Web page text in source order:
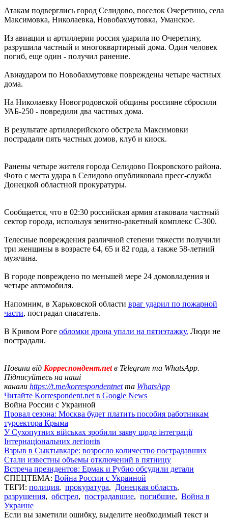
Атакам подверглись город Селидово, поселок Очеретино, села
Максимовка, Николаевка, Новобахмутовка, Уманское.
Из авиации и артиллерии россия ударила по Очеретину,
разрушила частный и многоквартирный дома. Один человек
погиб, еще один - получил ранение.
Авиаударом по Новобахмутовке повреждены четыре частных
дома.
На Николаевку Новогродовской общины россияне сбросили
УАБ-250 - повредили два частных дома.
В результате артиллерийского обстрела Максимовки
пострадали пять частных домов, клуб и киоск.
Ранены четыре жителя города Селидово Покровского района.
Фото с места удара в Селидово опубликовала пресс-служба
Донецкой областной прокуратуры.
Сообщается, что в 02:30 российская армия атаковала частный
сектор города, используя зенитно-ракетный комплекс С-300.
Телесные повреждения различной степени тяжести получили
три женщины в возрасте 64, 65 и 82 года, а также 58-летний
мужчина.
В городе повреждено по меньшей мере 24 домовладения и
четыре автомобиля.
Напомним, в Харьковской области враг ударил по пожарной
части, пострадал спасатель.
В Кривом Роге обломки дрона упали на пятиэтажку. Люди не
пострадали.
Новини від Корреспондент.netв Telegram та WhatsApp.
Підписуйтесь на наші
канали https://t.me/korrespondentnetта WhatsApp
Читайте Korrespondent.net в Google News
Война России с Украиной
Провал сезона: Москва будет платить пособия работникам
турсектора Крыма
У Сухопутних військах зробили заяву щодо інтеграції
Інтернаціональних легіонів
Взрыв в Сыктывкаре: возросло количество пострадавших
Стали известны объемы отключений в пятницу
Встреча президентов: Ермак и Рубио обсудили детали
СПЕЦТЕМА: Война России с Украиной
ТЕГИ: полиция, прокуратура, Донецкая область,
разрушения, обстрел, пострадавшие, погибшие, Война в
Украине
Если вы заметили ошибку, выделите необходимый текст и